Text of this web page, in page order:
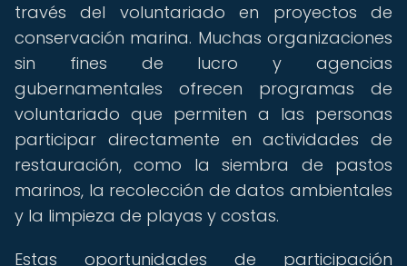
través del voluntariado en proyectos de
conservación marina. Muchas organizaciones
sin fines de lucro y agencias
gubernamentales ofrecen programas de
voluntariado que permiten a las personas
participar directamente en actividades de
restauración, como la siembra de pastos
marinos, la recolección de datos ambientales
y la limpieza de playas y costas.
Estas oportunidades de participación